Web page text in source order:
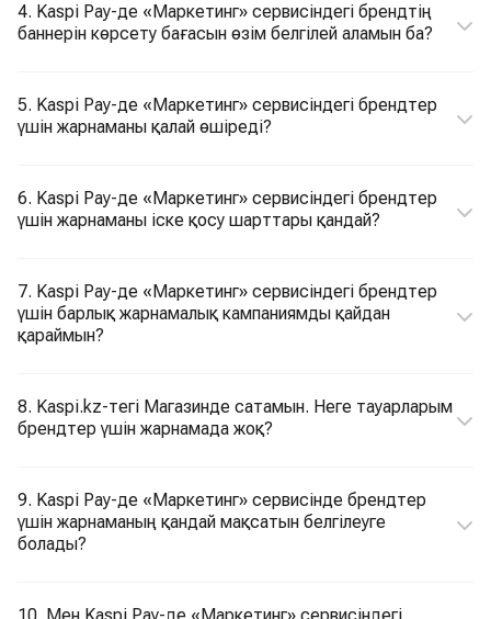
4. Kaspi Pay-де «Маркетинг» сервисіндегі брендтің
баннерін көрсету бағасын өзім белгілей аламын ба?
5. Kaspi Pay-де «Маркетинг» сервисіндегі брендтер
үшін жарнаманы қалай өшіреді?
6. Kaspi Pay-де «Маркетинг» сервисіндегі брендтер
үшін жарнаманы іске қосу шарттары қандай?
7. Kaspi Pay-де «Маркетинг» сервисіндегі брендтер
үшін барлық жарнамалық кампаниямды қайдан
қараймын?
8. Kaspi.kz-тегі Магазинде сатамын. Неге тауарларым
брендтер үшін жарнамада жоқ?
9. Kaspi Pay-де «Маркетинг» сервисінде брендтер
үшін жарнаманың қандай мақсатын белгілеуге
болады?